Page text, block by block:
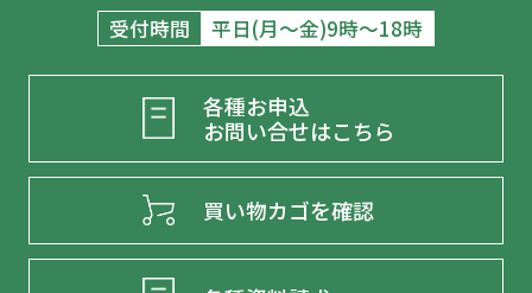
第６章 教育の方法 多様な子どもたちの学び
に向けて
第１節 自らの授業経験を振り返る
第２節 授業づくりの基礎：授業を構成
する要素
受付時間 平日(月～金)9時～18時
各種お申込
お問い合せはこちら
買い物カゴを確認